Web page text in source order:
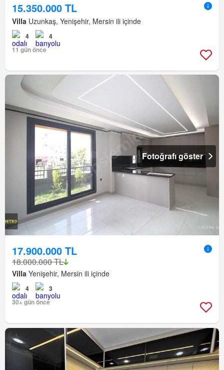
15.350.000 TL
Villa Uzunkaş, Yenişehir, Mersin ili içinde
4
4
11 gün önce
Fotoğrafı göster
17.900.000 TL
18.000.000 TL
Villa Yenişehir, Mersin ili içinde
4
3
30+ gün önce